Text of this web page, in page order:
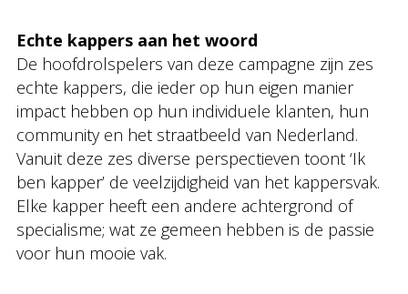
Echte kappers aan het woord
De hoofdrolspelers van deze campagne zijn zes
echte kappers, die ieder op hun eigen manier
impact hebben op hun individuele klanten, hun
community en het straatbeeld van Nederland.
Vanuit deze zes diverse perspectieven toont ‘Ik
ben kapper’ de veelzijdigheid van het kappersvak.
Elke kapper heeft een andere achtergrond of
specialisme; wat ze gemeen hebben is de passie
voor hun mooie vak.